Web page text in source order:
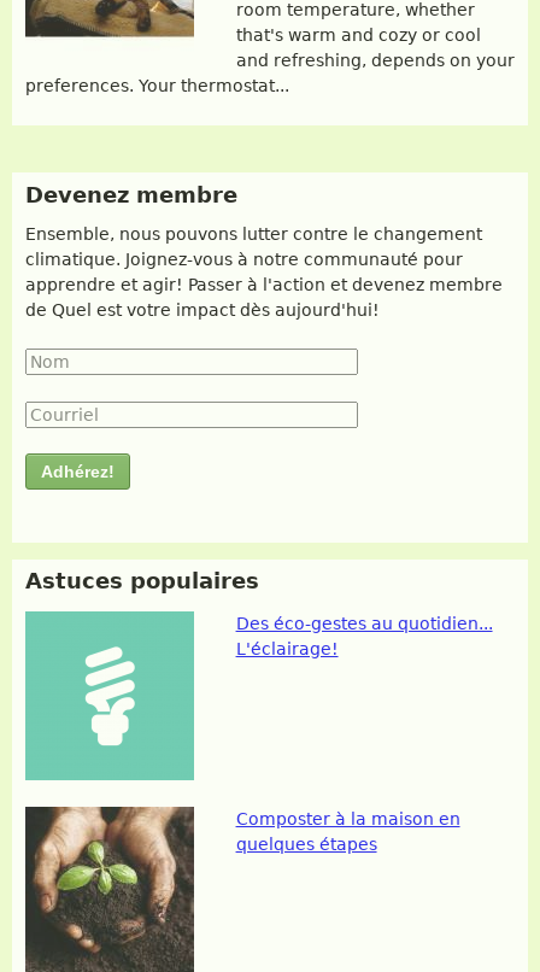
room temperature, whether
that's warm and cozy or cool
and refreshing, depends on your
preferences. Your thermostat...
Devenez membre
Ensemble, nous pouvons lutter contre le changement
climatique. Joignez-vous à notre communauté pour
apprendre et agir! Passer à l'action et devenez membre
de Quel est votre impact dès aujourd'hui!
Nom
Courriel
Astuces populaires
Des éco-gestes au quotidien...
L'éclairage!
Composter à la maison en
quelques étapes